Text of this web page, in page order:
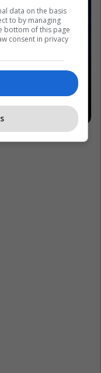
data on the basis
to by managing
bottom of this page
consent in privacy